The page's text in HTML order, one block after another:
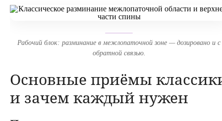
Рабочий блок: разминание в межлопаточной зоне — дозировано и с
обратной связью.
Основные приёмы
и зачем каждый нужен